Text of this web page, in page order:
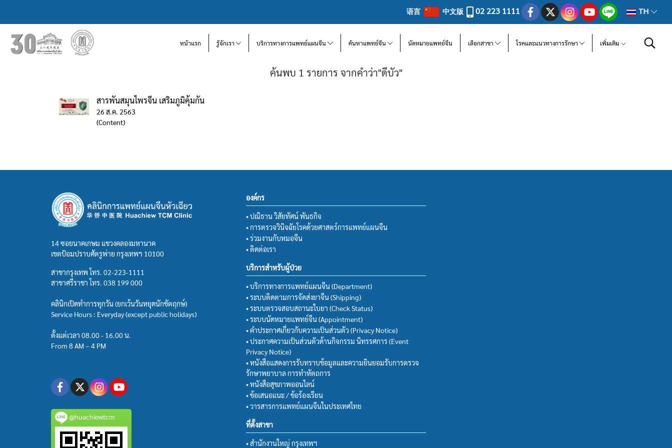
语言 中文版 02 223 1111 TH
หน้าแรก รู้จักเรา บริการทางการแพทย์แผนจีน ค้นหาแพทย์จีน นัดหมายแพทย์จีน เลือกสาขา โรคและแนวทางการรักษา เพิ่มเติม
ค้นพบ 1 รายการ จากคำว่า"ดีบัว"
สารพันสมุนไพรจีน เสริมภูมิคุ้มกัน
26 ส.ค. 2563
(Content)
14 ซอยนาคเกษม แขวงคลองมหานาค
เขตป้อมปราบศัตรูพ่าย กรุงเทพฯ 10100
สาขากรุงเทพ โทร. 02-223-1111
สาขาศรีราชา โทร. 038 199 000
คลินิกเปิดทำการทุกวัน (ยกเว้นวันหยุดนักขัตฤกษ์)
Service Hours : Everyday (except public holidays)
ตั้งแต่เวลา 08.00 - 16.00 น.
From 8 AM – 4 PM
@huachiewtcm
องค์กร
• ปณิธาน วิสัยทัศน์ พันธกิจ
• การตรวจวินิจฉัยโรคด้วยศาสตร์การแพทย์แผนจีน
• ร่วมงานกับหมอจีน
• ติดต่อเรา
บริการสำหรับผู้ป่วย
• บริการทางการแพทย์แผนจีน (Department)
• ระบบติดตามการจัดส่งยาจีน (Shipping)
• ระบบตรวจสอบสถานะใบยา (Check Status)
• ระบบนัดหมายแพทย์จีน (Appointment)
• คำประกาศเกี่ยวกับความเป็นส่วนตัว (Privacy Notice)
• ประกาศความเป็นส่วนตัวด้านกิจกรรม นิทรรศการ (Event
Privacy Notice)
• หนังสือแสดงการรับทราบข้อมูลและความยินยอมรับการตรวจ
รักษาพยาบาล การทำหัตถการ
• หนังสือสุขภาพออนไลน์
• ข้อเสนอแนะ / ข้อร้องเรียน
• วารสารการแพทย์แผนจีนในประเทศไทย
ที่ตั้งสาขา
• สำนักงานใหญ่ กรุงเทพฯ